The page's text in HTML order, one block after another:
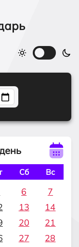
Сб Вс
6
7
13
14
20
21
27
28